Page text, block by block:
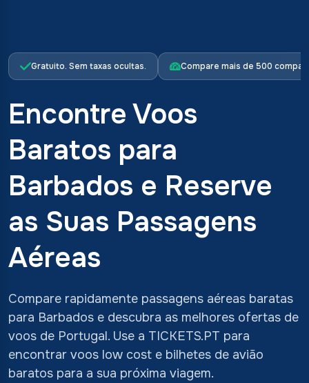
Gratuito. Sem taxas ocultas. Compare mais de 500
Encontre Voos
Baratos para
Barbados e Reserve
as Suas Passagens
Aéreas
Compare rapidamente passagens aéreas baratas
para Barbados e descubra as melhores ofertas de
voos de Portugal. Use a TICKETS.PT para
encontrar voos low cost e bilhetes de avião
baratos para a sua próxima viagem.